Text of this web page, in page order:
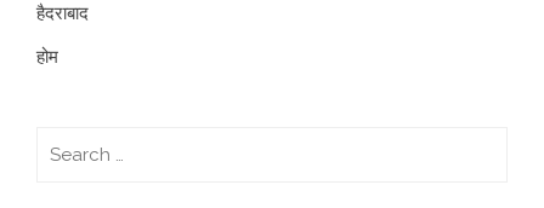
हैदराबाद
होम